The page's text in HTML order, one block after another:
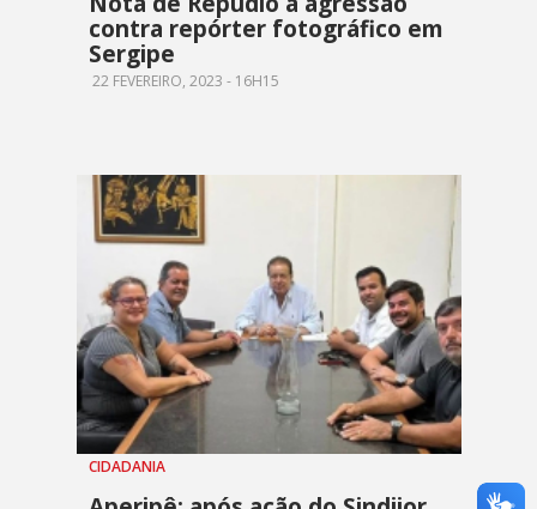
contra repórter fotográfico em
Sergipe
22 FEVEREIRO, 2023 - 16H15
CIDADANIA